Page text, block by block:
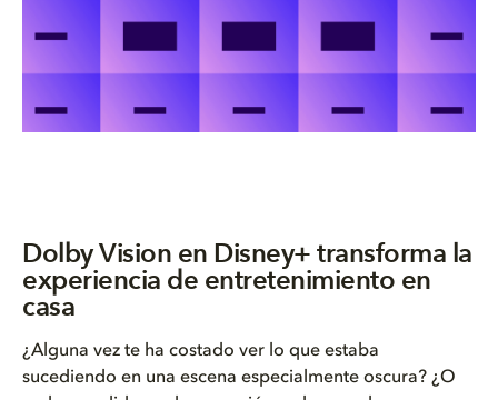
Dolby Vision en Disney+ transforma la
experiencia de entretenimiento en
casa
¿Alguna vez te ha costado ver lo que estaba
sucediendo en una escena especialmente oscura? ¿O